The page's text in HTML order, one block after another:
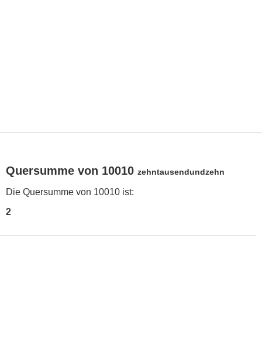
Quersumme von 10010 zehntausendundzehn
Die Quersumme von 10010 ist:
2